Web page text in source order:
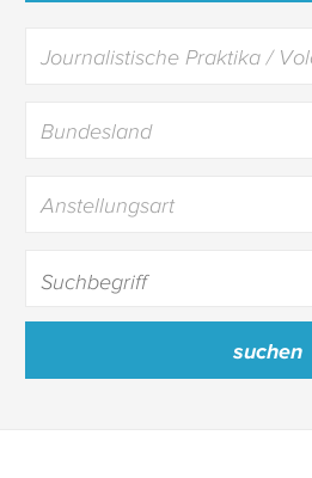
Bundesland
Anstellungsart